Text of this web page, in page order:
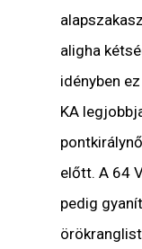
aligha
idényben
KA
előtt. A 64
pedig